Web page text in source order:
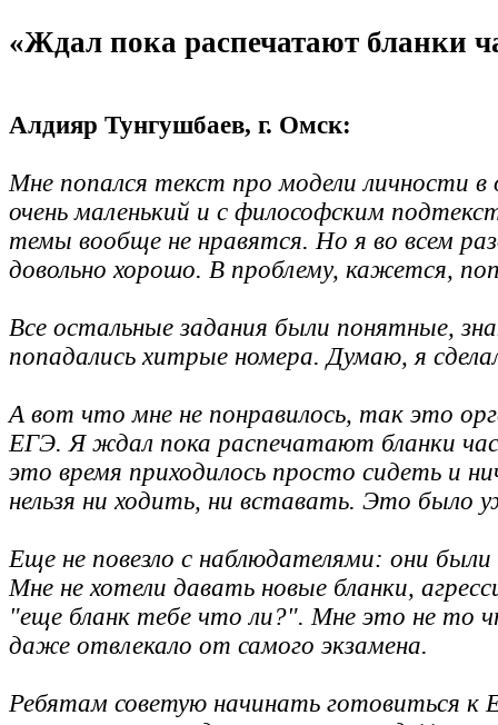
«Ждал пока распечатают бланки
Алдияр Тунгушбаев, г. Омск:
Мне попался текст про модели личности
очень маленький и с философским
темы вообще не нравятся. Но я во всем
довольно хорошо. В проблему, кажется,
Все остальные задания были понятные,
попадались хитрые номера. Думаю, я
А вот что мне не понравилось, так это
ЕГЭ. Я ждал пока распечатают бланки
это время приходилось просто сидеть и
нельзя ни ходить, ни вставать. Это было
Еще не повезло с наблюдателями: они
Мне не хотели давать новые бланки,
"еще бланк тебе что ли?". Мне это не то
даже отвлекало от самого экзамена.
Ребятам советую начинать готовиться к